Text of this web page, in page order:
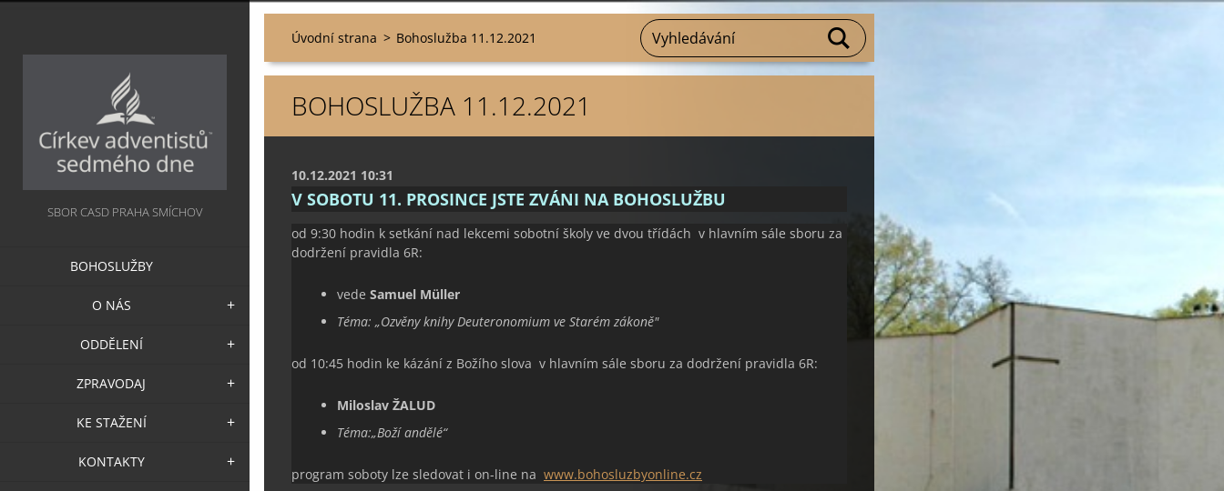
SBOR CASD PRAHA SMÍCHOV
BOHOSLUŽBY
O NÁS
ODDĚLENÍ
ZPRAVODAJ
KE STAŽENÍ
KONTAKTY
Úvodní strana > Bohoslužba 11.12.2021
BOHOSLUŽBA 11.12.2021
10.12.2021 10:31
V SOBOTU 11. PROSINCE JSTE ZVÁNI NA BOHOSLUŽBU
od 9:30 hodin k setkání nad lekcemi sobotní školy ve dvou třídách v hlavním sále sboru za
dodržení pravidla 6R:
vede Samuel Müller
Téma: „Ozvěny knihy Deuteronomium ve Starém zákoně"
od 10:45 hodin ke kázání z Božího slova v hlavním sále sboru za dodržení pravidla 6R:
Miloslav ŽALUD
Téma:„Boží andělé“
program soboty lze sledovat i on-line na www.bohosluzbyonline.cz